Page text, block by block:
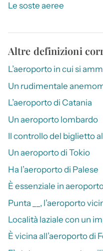
Le soste aeree
Altre definizioni
L’aeroporto in cui si
Un rudimentale
L’aeroporto di Catania
Un aeroporto lombardo
Il controllo del biglietto
Un aeroporto di Tokio
Ha l’aeroporto di Palese
È essenziale in
Punta __, l’aeroporto
Località laziale con un
È vicina all’aeroporto di